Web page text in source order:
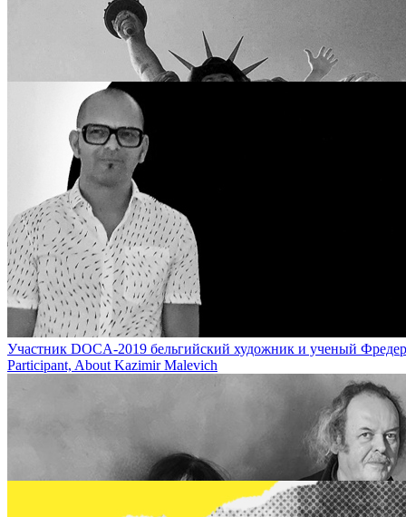
“Все говорят о нем, а он молчит: художники Валера и
Natasha Cherkashin About Kazimir Malevich
Участник DOCA-2019 бельгийский художник и ученый
Participant, About Kazimir Malevich